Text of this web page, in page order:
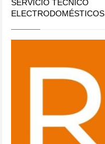
SERVICIO TÉCNICO
ELECTRODOMÉSTICOS